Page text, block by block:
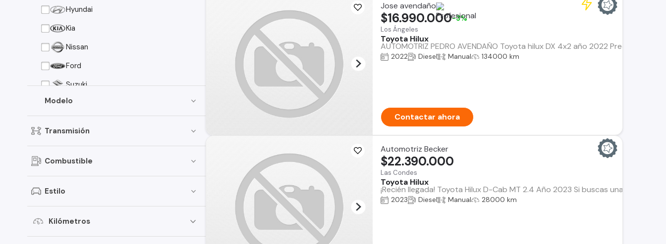
Hyundai
Kia
Nissan
Ford
Suzuki
Peugeot
Volkswagen
SsangYong
Modelo
Transmisión
Combustible
Estilo
Kilómetros
Jose avendaño
Los Ángeles
Toyota Hilux
AUTOMOTRIZ PEDRO AVENDAÑO Toyota hilux DX 4x2 año 2022 Precio $
$16.990.000-3%
2022 Diesel Manual 134000 km
Contactar ahora
Automotriz Becker
Las Condes
Toyota Hilux
¡Recién llegada! Toyota Hilux D-Cab MT 2.4 Año 2023 Si buscas una
$22.390.000
2023 Diesel Manual 28000 km